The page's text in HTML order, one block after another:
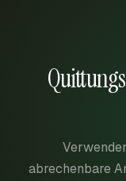
abrechenbare